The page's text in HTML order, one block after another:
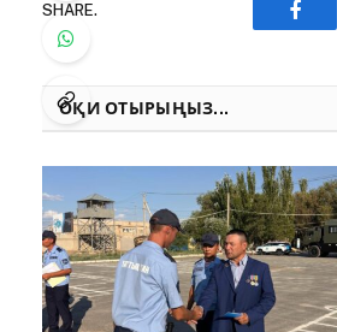
SHARE.
ОҚИ ОТЫРЫҢЫЗ...